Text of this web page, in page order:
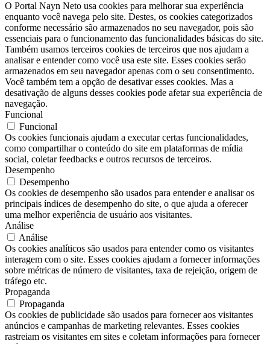
O Portal Nayn Neto usa cookies para melhorar sua experiência
enquanto você navega pelo site. Destes, os cookies categorizados
conforme necessário são armazenados no seu navegador, pois são
essenciais para o funcionamento das funcionalidades básicas do site.
Também usamos terceiros cookies de terceiros que nos ajudam a
analisar e entender como você usa este site. Esses cookies serão
armazenados em seu navegador apenas com o seu consentimento.
Você também tem a opção de desativar esses cookies. Mas a
desativação de alguns desses cookies pode afetar sua experiência de
navegação.
Funcional
Funcional
Os cookies funcionais ajudam a executar certas funcionalidades,
como compartilhar o conteúdo do site em plataformas de mídia
social, coletar feedbacks e outros recursos de terceiros.
Desempenho
Desempenho
Os cookies de desempenho são usados ​​para entender e analisar os
principais índices de desempenho do site, o que ajuda a oferecer
uma melhor experiência de usuário aos visitantes.
Análise
Análise
Os cookies analíticos são usados ​​para entender como os visitantes
interagem com o site. Esses cookies ajudam a fornecer informações
sobre métricas de número de visitantes, taxa de rejeição, origem de
tráfego etc.
Propaganda
Propaganda
Os cookies de publicidade são usados ​​para fornecer aos visitantes
anúncios e campanhas de marketing relevantes. Esses cookies
rastreiam os visitantes em sites e coletam informações para fornecer